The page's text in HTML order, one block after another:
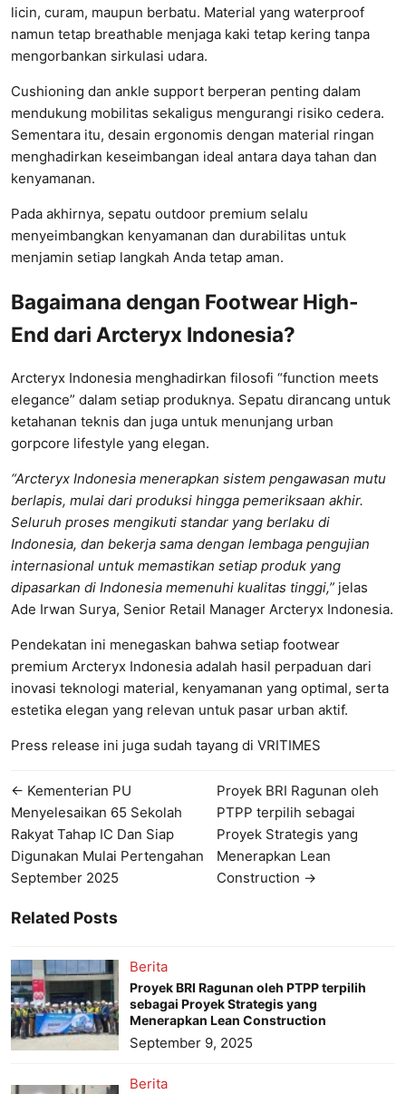
licin, curam, maupun berbatu. Material yang waterproof
namun tetap breathable menjaga kaki tetap kering tanpa
mengorbankan sirkulasi udara.
Cushioning dan ankle support berperan penting dalam
mendukung mobilitas sekaligus mengurangi risiko cedera.
Sementara itu, desain ergonomis dengan material ringan
menghadirkan keseimbangan ideal antara daya tahan dan
kenyamanan.
Pada akhirnya, sepatu outdoor premium selalu
menyeimbangkan kenyamanan dan durabilitas untuk
menjamin setiap langkah Anda tetap aman.
Bagaimana dengan Footwear High-
End dari Arcteryx Indonesia?
Arcteryx Indonesia menghadirkan filosofi “function meets
elegance” dalam setiap produknya. Sepatu dirancang untuk
ketahanan teknis dan juga untuk menunjang urban
gorpcore lifestyle yang elegan.
“Arcteryx Indonesia menerapkan sistem pengawasan mutu
berlapis, mulai dari produksi hingga pemeriksaan akhir.
Seluruh proses mengikuti standar yang berlaku di
Indonesia, dan bekerja sama dengan lembaga pengujian
internasional untuk memastikan setiap produk yang
dipasarkan di Indonesia memenuhi kualitas tinggi,” jelas
Ade Irwan Surya, Senior Retail Manager Arcteryx Indonesia.
Pendekatan ini menegaskan bahwa setiap footwear
premium Arcteryx Indonesia adalah hasil perpaduan dari
inovasi teknologi material, kenyamanan yang optimal, serta
estetika elegan yang relevan untuk pasar urban aktif.
Press release ini juga sudah tayang di VRITIMES
← Kementerian PU
Menyelesaikan 65 Sekolah
Rakyat Tahap IC Dan Siap
Digunakan Mulai Pertengahan
September 2025
Proyek BRI Ragunan oleh
PTPP terpilih sebagai
Proyek Strategis yang
Menerapkan Lean
Construction →
Related Posts
Berita
Proyek BRI Ragunan oleh PTPP terpilih
sebagai Proyek Strategis yang
Menerapkan Lean Construction
September 9, 2025
Berita